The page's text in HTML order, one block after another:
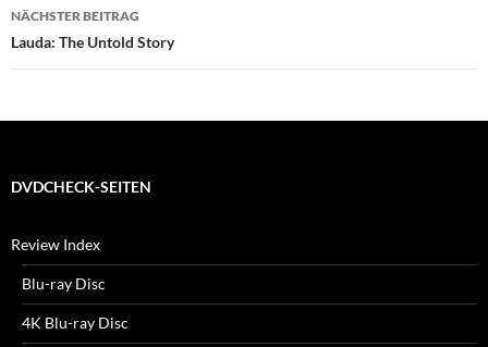
NÄCHSTER BEITRAG
Lauda: The Untold Story
DVDCHECK-SEITEN
Review Index
Blu-ray Disc
4K Blu-ray Disc